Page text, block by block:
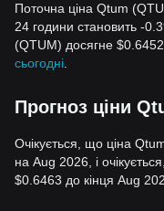
Поточна ціна Qtum
24 години становить -
(QTUM) досягне
сьогодні
Прогноз ціни
Очікується, що ціна
на Aug 2026, і
$0.6463 до кінця Aug